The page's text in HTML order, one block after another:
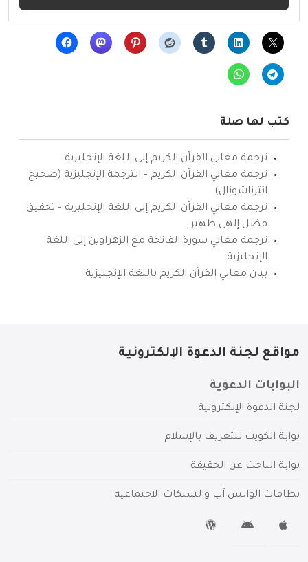
كتب لها صلة
ترجمة معاني القرآن الكريم إلى اللغة الإنجليزية
ترجمة معاني القرآن الكريم – الترجمة الإنجليزية (صحيح
انترناشونال)
ترجمة معاني القرآن الكريم إلى اللغة الإنجليزية – تحقيق
فضل إلهي ظهير
ترجمة معاني سورة الفاتحة مع الزهراوين إلى اللغة
الإنجليزية
بيان معاني القرآن الكريم باللغة الإنجليزية
مواقع لجنة الدعوة الإلكترونية
البوابات الدعوية
لجنة الدعوة الإلكترونية
بوابة الكويت للتعريف بالإسلام
بوابة الباحث عن الحقيقة
بطاقات الواتس آب والشبكات الاجتماعية